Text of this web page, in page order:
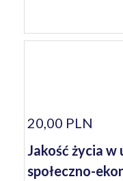
20,00 PLN
Jakość życia w
społeczno-